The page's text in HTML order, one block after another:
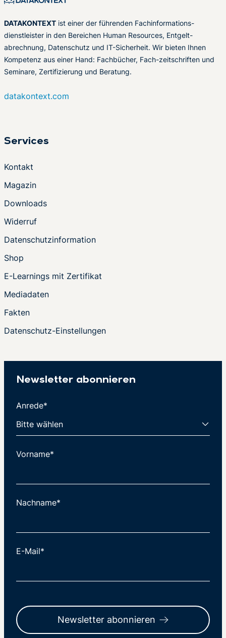
DATAKONTEXT ist einer der führenden Fachinformations-
dienstleister in den Bereichen Human Resources, Entgelt-
abrechnung, Datenschutz und IT-Sicherheit. Wir bieten Ihnen
Kompetenz aus einer Hand: Fachbücher, Fach-zeitschriften und
Seminare, Zertifizierung und Beratung.
datakontext.com
Services
Kontakt
Magazin
Downloads
Widerruf
Datenschutzinformation
Shop
E-Learnings mit Zertifikat
Mediadaten
Fakten
Datenschutz-Einstellungen
Newsletter abonnieren
Anrede*
Vorname*
Nachname*
E-Mail*
Newsletter abonnieren